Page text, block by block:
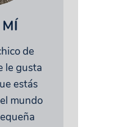
de
le gusta
estás
mundo